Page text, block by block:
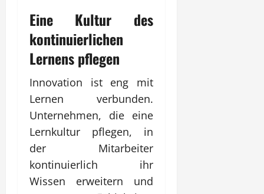
Eine Kultur des
kontinuierlichen
Lernens pflegen
Innovation ist eng mit
Lernen verbunden.
Unternehmen, die eine
Lernkultur pflegen, in
der Mitarbeiter
kontinuierlich ihr
Wissen erweitern und